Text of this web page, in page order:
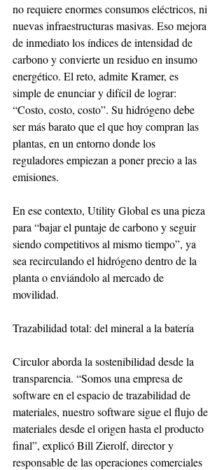
no requiere enormes consumos eléctricos, ni
nuevas infraestructuras masivas. Eso mejora
de inmediato los índices de intensidad de
carbono y convierte un residuo en insumo
energético. El reto, admite Kramer, es
simple de enunciar y difícil de lograr:
“Costo, costo, costo”. Su hidrógeno debe
ser más barato que el que hoy compran las
plantas, en un entorno donde los
reguladores empiezan a poner precio a las
emisiones.
En ese contexto, Utility Global es una pieza
para “bajar el puntaje de carbono y seguir
siendo competitivos al mismo tiempo”, ya
sea recirculando el hidrógeno dentro de la
planta o enviándolo al mercado de
movilidad.
Trazabilidad total: del mineral a la batería
Circulor aborda la sostenibilidad desde la
transparencia. “Somos una empresa de
software en el espacio de trazabilidad de
materiales, nuestro software sigue el flujo de
materiales desde el origen hasta el producto
final”, explicó Bill Zierolf, director y
responsable de las operaciones comerciales